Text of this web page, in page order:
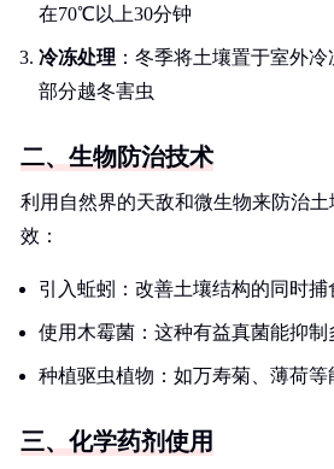
在70℃以上30分钟
冷冻处理 ：冬季将土壤置于室外
部分越冬害虫
二、生物防治技术
利用自然界的天敌和微生物来防治
效：
引入蚯蚓：改善土壤结构的同时捕
使用木霉菌：这种有益真菌能抑制
种植驱虫植物：如万寿菊、薄荷等
三、化学药剂使用